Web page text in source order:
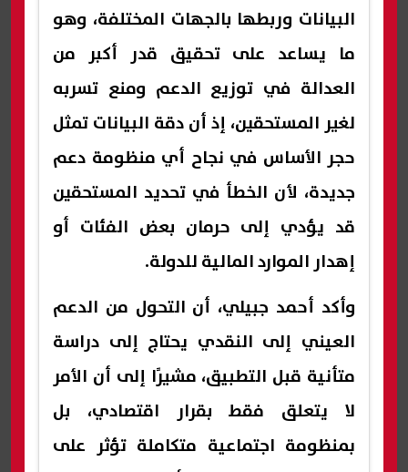
البيانات وربطها بالجهات المختلفة، وهو
ما يساعد على تحقيق قدر أكبر من
العدالة في توزيع الدعم ومنع تسربه
لغير المستحقين، إذ أن دقة البيانات تمثل
حجر الأساس في نجاح أي منظومة دعم
جديدة، لأن الخطأ في تحديد المستحقين
قد يؤدي إلى حرمان بعض الفئات أو
إهدار الموارد المالية للدولة.
وأكد أحمد جبيلي، أن التحول من الدعم
العيني إلى النقدي يحتاج إلى دراسة
متأنية قبل التطبيق، مشيرًا إلى أن الأمر
لا يتعلق فقط بقرار اقتصادي، بل
بمنظومة اجتماعية متكاملة تؤثر على